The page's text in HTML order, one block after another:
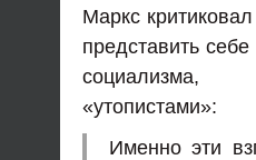
Маркс
представить
«утопистами»:
Именно эти